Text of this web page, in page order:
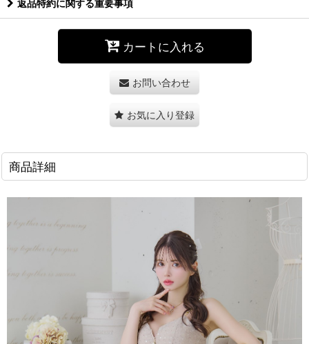
返品特約に関する重要事項
カートに入れる
お問い合わせ
お気に入り登録
商品詳細